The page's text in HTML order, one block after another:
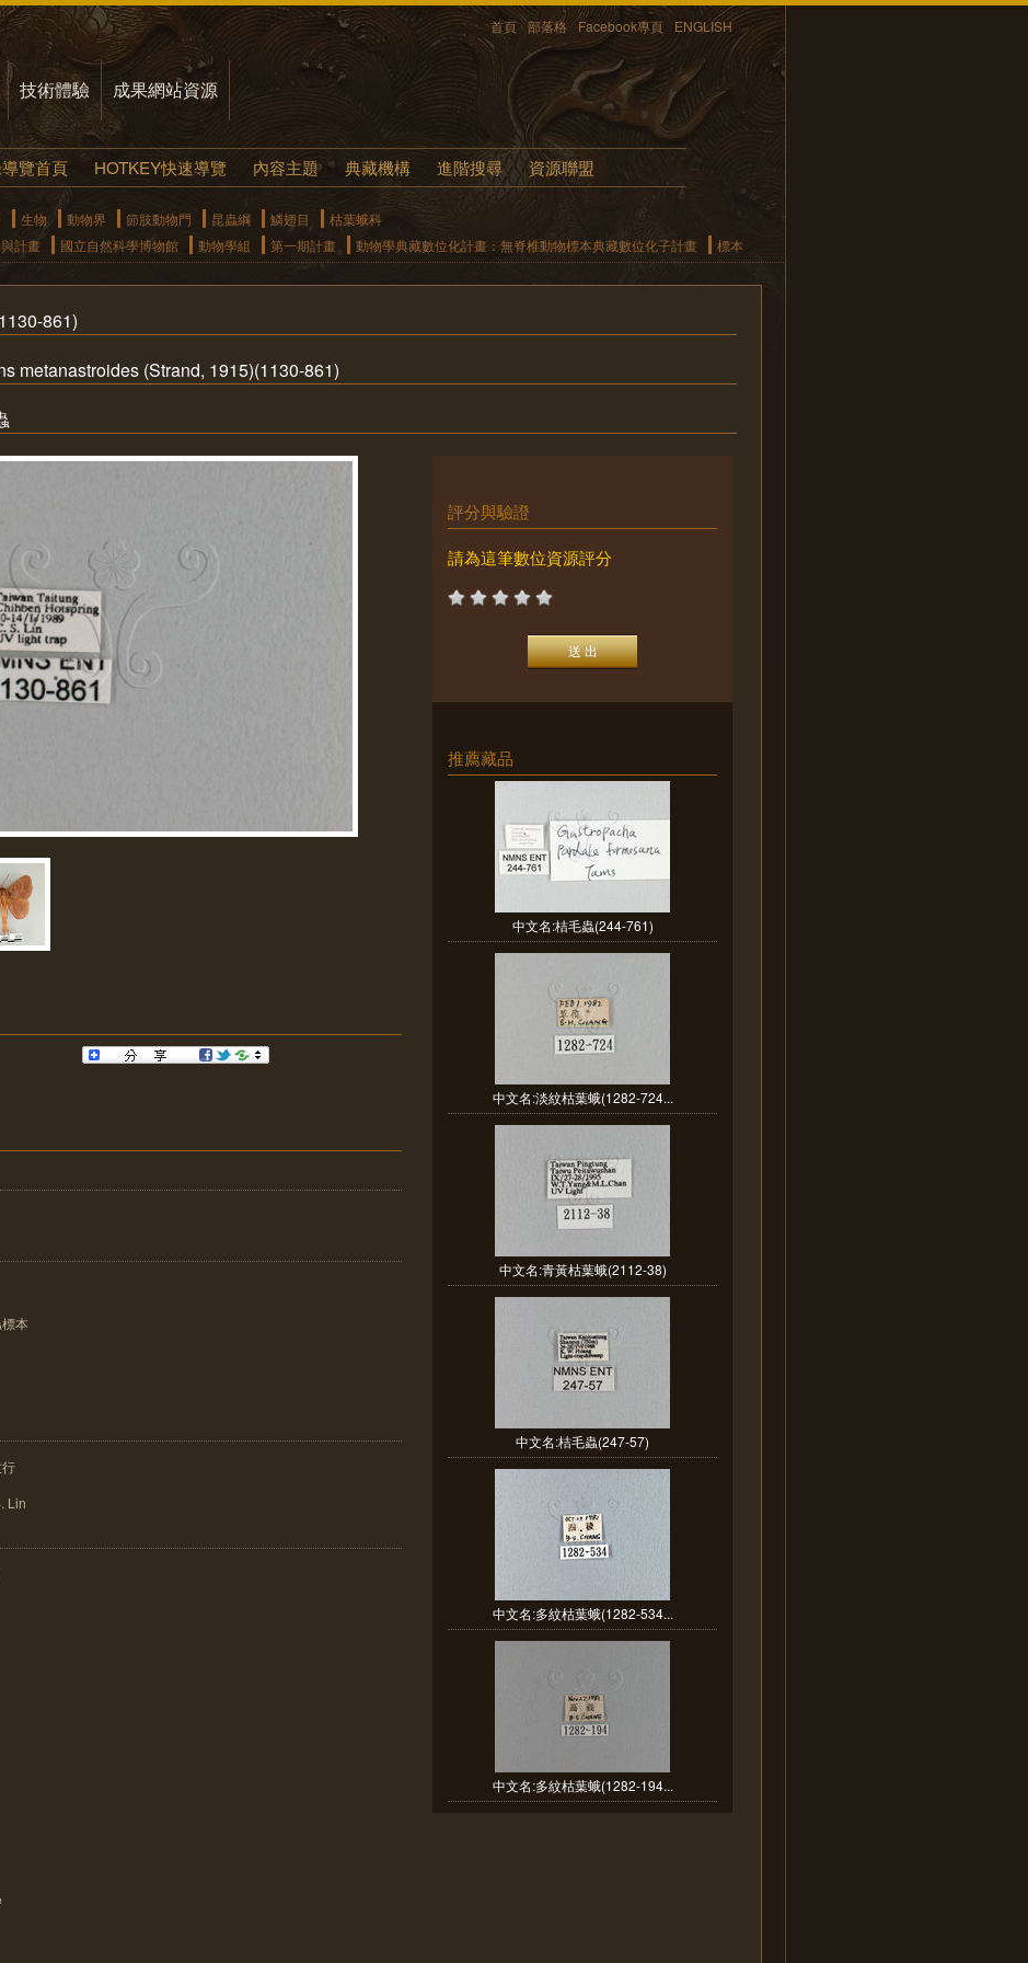
首頁 部落格 Facebook專頁 ENGLISH
技術體驗 成果網站資源
覽首頁 HOTKEY快速導覽 內容主題 典藏機構 進階搜尋 資源聯盟
生物 動物界 節肢動物門 昆蟲綱 鱗翅目
枯葉蛾科
計畫 國立自然科學博物館 動物學組 第一期計畫 動物學典藏數位化計畫：無脊椎動物標本典藏數位化子計畫 標本
861)
metanastroides (Strand, 1915)(1130-861)
本
Lin
評分與驗證
請為這筆數位資源評分
推薦藏品
中文名:桔毛蟲(244-761)
中文名:淡紋枯葉蛾(1282-724...
中文名:青黃枯葉蛾(2112-38)
中文名:桔毛蟲(247-57)
中文名:多紋枯葉蛾(1282-534...
中文名:多紋枯葉蛾(1282-194...